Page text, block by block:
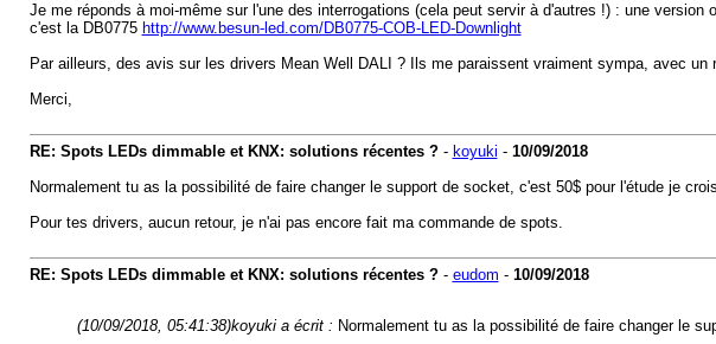
Je me réponds à moi-même sur l'une des interrogations (cela peut servir à d'autres !) : une
c'est la DB0775 http://www.besun-led.com/DB0775-COB-LED-Downlight
Par ailleurs, des avis sur les drivers Mean Well DALI ? Ils me paraissent vraiment sympa, avec
Merci,
RE: Spots LEDs dimmable et KNX: solutions récentes ?- koyuki - 10/09/2018
Normalement tu as la possibilité de faire changer le support de socket, c'est 50$ pour l'étude je
Pour tes drivers, aucun retour, je n'ai pas encore fait ma commande de spots.
RE: Spots LEDs dimmable et KNX: solutions récentes ?- eudom - 10/09/2018
(10/09/2018, 05:41:38)koyuki a écrit : Normalement tu as la possibilité de faire changer le